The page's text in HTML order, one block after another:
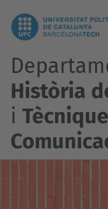
Història
i